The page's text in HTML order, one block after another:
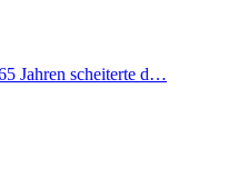
Jahren scheiterte d…